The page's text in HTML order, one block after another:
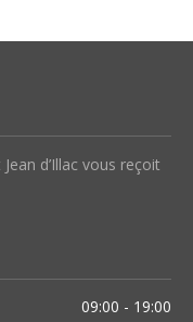
d’Illac vous reçoit
09:00 - 19:00